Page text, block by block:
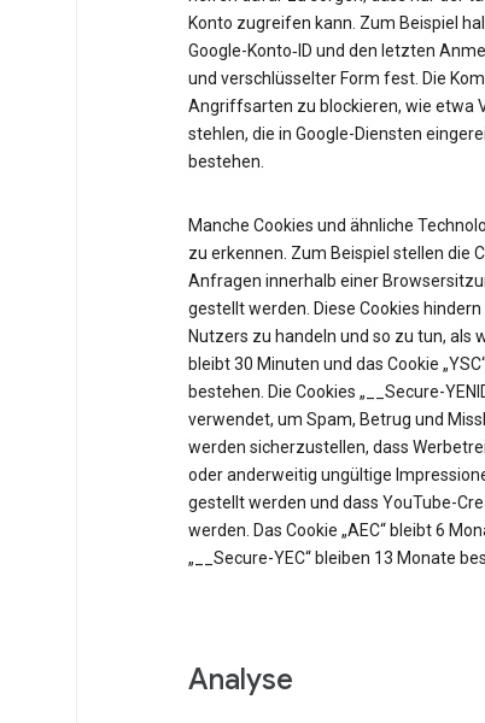
Konto zugreifen kann. Zum Beispiel
Google-Konto‑ID und den letzten
und verschlüsselter Form fest. Die
Angriffsarten zu blockieren, wie etwa
stehlen, die in Google-Diensten
bestehen.
Manche Cookies und ähnliche
zu erkennen. Zum Beispiel stellen die
Anfragen innerhalb einer
gestellt werden. Diese Cookies
Nutzers zu handeln und so zu tun, als
bleibt 30 Minuten und das Cookie
bestehen. Die Cookies „__Secure-
verwendet, um Spam, Betrug und
werden sicherzustellen, dass
oder anderweitig ungültige
gestellt werden und dass YouTube-
werden. Das Cookie „AEC“ bleibt 6
„__Secure-YEC“ bleiben 13 Monate
Analyse